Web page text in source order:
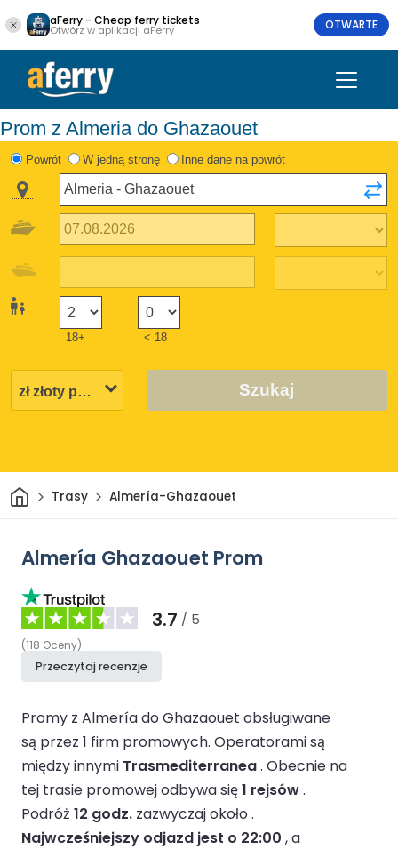
aFerry - Cheap ferry tickets
Otwórz w aplikacji aFerry OTWARTE
Prom z Almeria do Ghazaouet
Powrót W jedną stronę Inne dane na powrót
18+ < 18
Szukaj
DomTrasy Almería-Ghazaouet
Almería Ghazaouet Prom
3.7 / 5
(118 Oceny)
Przeczytaj recenzje
Promy z Almería do Ghazaouet obsługiwane
są przez 1 firm promowych. Operatorami są
między innymi Trasmediterranea. Obecnie na
tej trasie promowej odbywa się1 rejsów.
Podróż 12 godz. zazwyczaj około .
Najwcześniejszy odjazd jest o 22:00 , a